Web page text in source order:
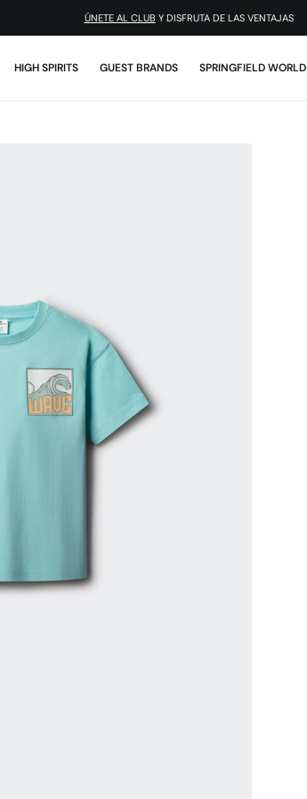
HIGH SPIRITS GUEST BRANDS SPRINGFIELD WORLD